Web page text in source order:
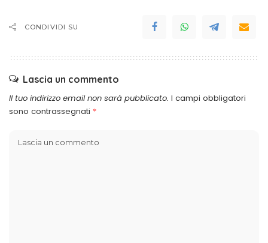
CONDIVIDI SU
Lascia un commento
Il tuo indirizzo email non sarà pubblicato. I campi obbligatori
sono contrassegnati *